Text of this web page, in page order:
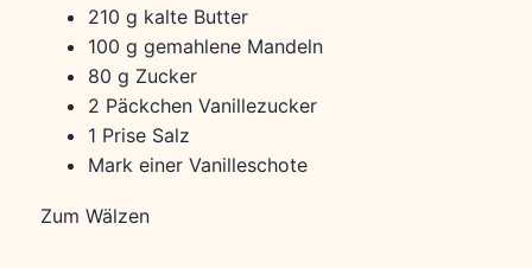
210 g kalte Butter
100 g gemahlene Mandeln
80 g Zucker
2 Päckchen Vanillezucker
1 Prise Salz
Mark einer Vanilleschote
Zum Wälzen